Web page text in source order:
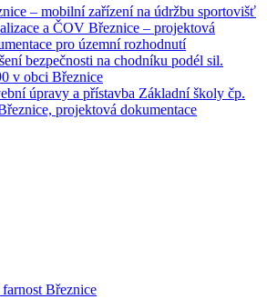
– mobilní zařízení na údržbu sportovišť
a ČOV Březnice – projektová
pro územní rozhodnutí
bezpečnosti na chodníku podél sil.
v obci Březnice
úpravy a přístavba Základní školy čp.
projektová dokumentace
Březnice